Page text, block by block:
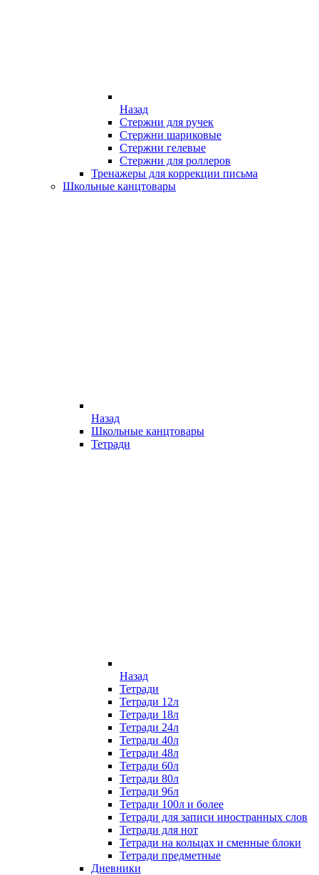
Назад
Стержни для ручек
Стержни шариковые
Стержни гелевые
Стержни для роллеров
Тренажеры для коррекции письма
Школьные канцтовары
Назад
Школьные канцтовары
Тетради
Назад
Тетради
Тетради 12л
Тетради 18л
Тетради 24л
Тетради 40л
Тетради 48л
Тетради 60л
Тетради 80л
Тетради 96л
Тетради 100л и более
Тетради для записи иностранных слов
Тетради для нот
Тетради на кольцах и сменные блоки
Тетради предметные
Дневники